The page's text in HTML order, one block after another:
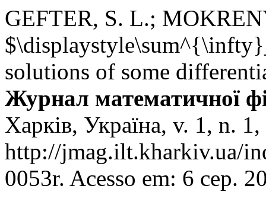
GEFTER, S. L.;
solutions of some
Журнал математичної
Харків, Україна, v. 1, n.
http://jmag.ilt.kharkiv.ua/
0053r. Acesso em: 6 сер.